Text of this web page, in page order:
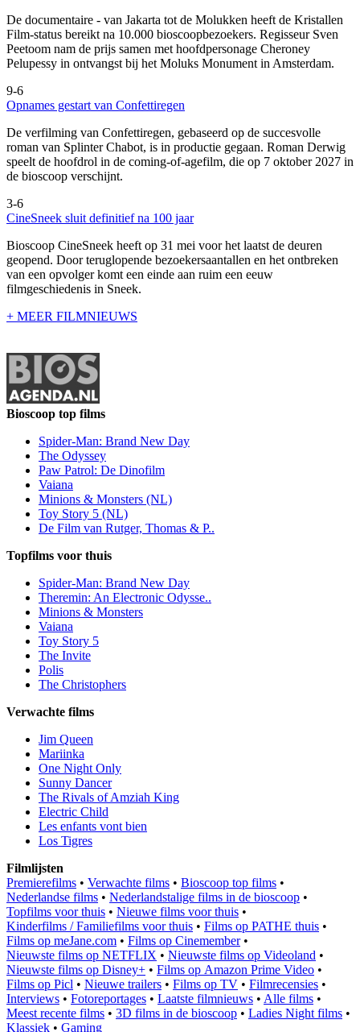
De documentaire - van Jakarta tot de Molukken heeft de Kristallen
Film-status bereikt na 10.000 bioscoopbezoekers. Regisseur Sven
Peetoom nam de prijs samen met hoofdpersonage Cheroney
Pelupessy in ontvangst bij het Moluks Monument in Amsterdam.
9-6
Opnames gestart van Confettiregen
De verfilming van Confettiregen, gebaseerd op de succesvolle
roman van Splinter Chabot, is in productie gegaan. Roman Derwig
speelt de hoofdrol in de coming-of-agefilm, die op 7 oktober 2027 in
de bioscoop verschijnt.
3-6
CineSneek sluit definitief na 100 jaar
Bioscoop CineSneek heeft op 31 mei voor het laatst de deuren
geopend. Door teruglopende bezoekersaantallen en het ontbreken
van een opvolger komt een einde aan ruim een eeuw
filmgeschiedenis in Sneek.
+ MEER FILMNIEUWS
Bioscoop top films
Spider-Man: Brand New Day
The Odyssey
Paw Patrol: De Dinofilm
Vaiana
Minions & Monsters (NL)
Toy Story 5 (NL)
De Film van Rutger, Thomas & P..
Topfilms voor thuis
Spider-Man: Brand New Day
Theremin: An Electronic Odysse..
Minions & Monsters
Vaiana
Toy Story 5
The Invite
Polis
The Christophers
Verwachte films
Jim Queen
Mariinka
One Night Only
Sunny Dancer
The Rivals of Amziah King
Electric Child
Les enfants vont bien
Los Tigres
Filmlijsten
Premierefilms • Verwachte films • Bioscoop top films •
Nederlandse films • Nederlandstalige films in de bioscoop •
Topfilms voor thuis • Nieuwe films voor thuis •
Kinderfilms / Familiefilms voor thuis • Films op PATHE thuis •
Films op meJane.com • Films op Cinemember•
Nieuwste films op NETFLIX • Nieuwste films op Videoland •
Nieuwste films op Disney+ • Films op Amazon Prime Video •
Films op Picl • Nieuwe trailers • Films op TV • Filmrecensies •
Interviews • Fotoreportages • Laatste filmnieuws • Alle films •
Meest recente films • 3D films in de bioscoop • Ladies Night films •
Klassiek • Gaming